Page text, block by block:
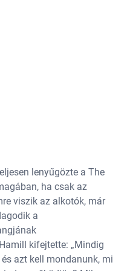
lenyűgözte a The
ha csak az
viszik az alkotók, már
a
kifejtette: „Mindig
azt kell mondanunk, mi